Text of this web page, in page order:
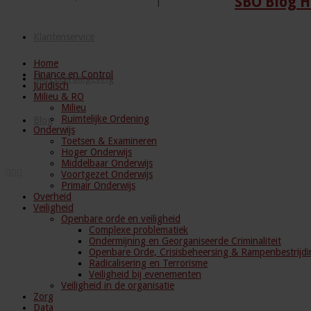
Mijn Leeromgeving
Blog
Home
Finance en Control
Juridisch
Milieu & RO
Milieu
Ruimtelijke Ordening
Onderwijs
Toetsen & Examineren
Hoger Onderwijs
Middelbaar Onderwijs
Voortgezet Onderwijs
Primair Onderwijs
Overheid
Veiligheid
Openbare orde en veiligheid
Complexe problematiek
Ondermijning en Georganiseerde Criminaliteit
Openbare Orde, Crisisbeheersing &
Radicalisering en Terrorisme
Veiligheid bij evenementen
Veiligheid in de organisatie
Zorg
Data